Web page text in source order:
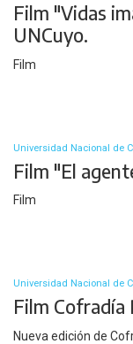
Film "Vidas
UNCuyo.
Film
Universidad Nacional de
Film "El
Film
Universidad Nacional de
Film Cofradía
Nueva edición de